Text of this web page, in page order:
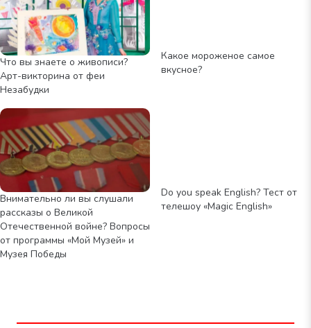
Что вы знаете о живописи?
Арт-викторина от феи
Незабудки
Какое мороженое самое
вкусное?
Внимательно ли вы слушали
рассказы о Великой
Отечественной войне? Вопросы
от программы «Мой Музей» и
Музея Победы
Do you speak English? Тест от
телешоу «Magic English»